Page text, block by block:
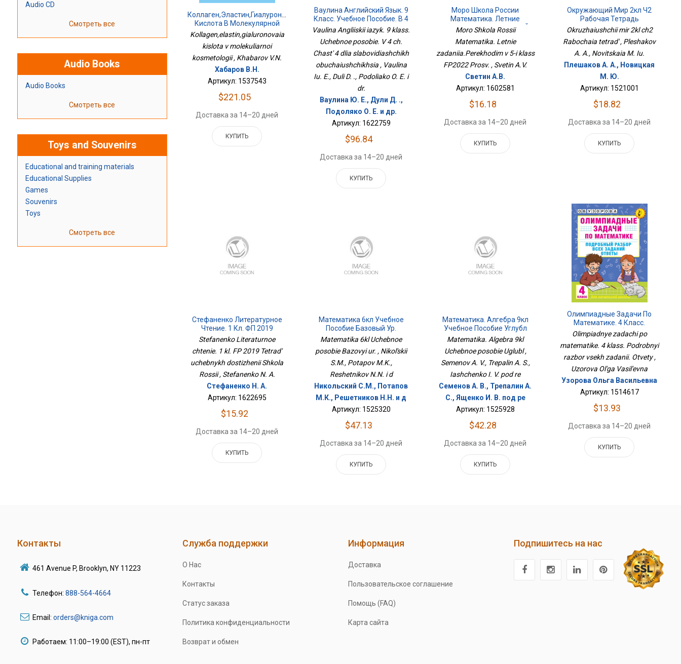
Audio CD
Смотреть все
Audio Books
Audio Books
Смотреть все
Toys and Souvenirs
Educational and training materials
Educational Supplies
Games
Souvenirs
Toys
Смотреть все
Коллаген,эластин,гиалуроновая
Кислота В Молекулярной
Косметологии
Kollagen,elastin,gialuronovaia
kislota v molekuliarnoi
kosmetologii , Khabarov V.N.
Хабаров В.Н.
Артикул: 1537543
$221.05
Доставка за 14–20 дней
КУПИТЬ
Ваулина Английский Язык. 9
Класс. Учебное Пособие. В 4
Ч. Часть 4 Для
Слабовидящих
Обучающихся
Vaulina Angliiskii iazyk. 9 klass.
Uchebnoe posobie. V 4 ch.
Chast' 4 dlia slabovidiashchikh
obuchaiushchikhsia , Vaulina
Iu. E., Duli D. ., Podoliako O. E. i
dr.
Ваулина Ю. Е., Дули Д. .,
Подоляко О. Е. и др.
Артикул: 1622759
$96.84
Доставка за 14–20 дней
КУПИТЬ
Моро Школа России
Математика. Летние
Задания.Переходим В 5-Й
Moro Shkola Rossii
Matematika. Letnie
zadaniia.Perekhodim v 5-i klass
FP2022 Prosv. , Svetin A.V.
Светин А.В.
Артикул: 1602581
$16.18
Доставка за 14–20 дней
КУПИТЬ
Окружающий Мир 2кл Ч2
Рабочая Тетрадь
Okruzhaiushchii mir 2kl ch2
Rabochaia tetrad' , Pleshakov
A. A., Novitskaia M. Iu.
Плешаков А. А., Новицкая
М. Ю.
Артикул: 1521001
$18.82
Доставка за 14–20 дней
КУПИТЬ
Стефаненко Литературное
Чтение. 1 Кл. ФП 2019
Тетрадь Учебных
Stefanenko Literaturnoe
chtenie. 1 kl. FP 2019 Tetrad'
uchebnykh dostizhenii Shkola
Rossii , Stefanenko N. A.
Стефаненко Н. А.
Артикул: 1622695
$15.92
Доставка за 14–20 дней
КУПИТЬ
Математика 6кл Учебное
Пособие Базовый Ур.
Matematika 6kl Uchebnoe
posobie Bazovyi ur. , Nikol'skii
S.M., Potapov M.K.,
Reshetnikov N.N. i d
Никольский С.М., Потапов
М.К., Решетников Н.Н. и д
Артикул: 1525320
$47.13
Доставка за 14–20 дней
КУПИТЬ
Математика. Алгебра 9кл
Учебное Пособие Углубл
Matematika. Algebra 9kl
Uchebnoe posobie Uglubl ,
Semenov A. V., Trepalin A. S.,
Iashchenko I. V. pod re
Семенов А. В., Трепалин А.
С., Ященко И. В. под ре
Артикул: 1525928
$42.28
Доставка за 14–20 дней
КУПИТЬ
Олимпиадные Задачи По
Математике. 4 Класс.
Подробный Разбор Всех
Заданий. Ответы
Olimpiadnye zadachi po
matematike. 4 klass. Podrobnyi
razbor vsekh zadanii. Otvety ,
Uzorova Ol'ga Vasil'evna
Узорова Ольга Васильевна
Артикул: 1514617
$13.93
Доставка за 14–20 дней
КУПИТЬ
Контакты
461 Avenue P, Brooklyn, NY 11223
Телефон: 888-564-4664
Email: orders@kniga.com
Работаем: 11:00–19:00 (EST), пн-пт
Служба поддержки
О Нас
Контакты
Статус заказа
Политика конфиденциальности
Возврат и обмен
Информация
Доставка
Пользовательское соглашение
Помощь (FAQ)
Карта сайта
Подпишитесь на нас